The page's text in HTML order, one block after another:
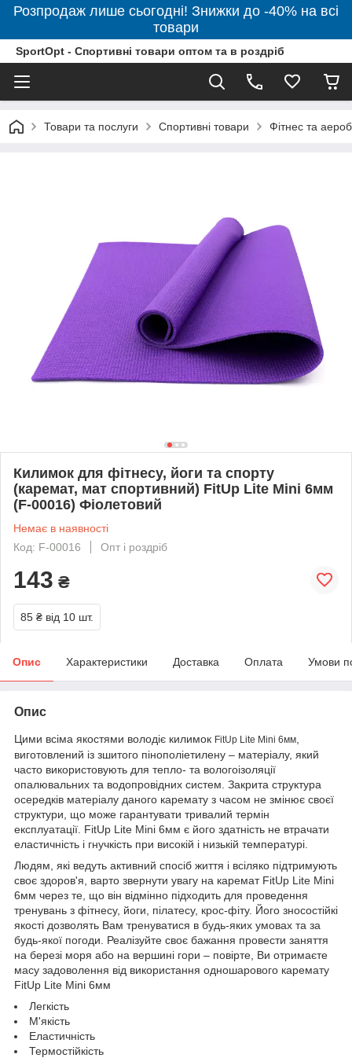
Розпродаж лише сьогодні! Знижки до -40% на всі
товари
SportOpt - Спортивні товари оптом та в роздріб
Товари та послуги Спортивні товари Фітнес та
Килимок для фітнесу, йоги та спорту
(каремат, мат спортивний) FitUp Lite Mini 6мм
(F-00016) Фіолетовий
Немає в наявності
Код: F-00016
Опт і роздріб
143 ₴
85 ₴ від 10 шт.
Опис Характеристики Доставка Оплата Умови
Опис
Цими всіма якостями володіє килимок FitUp Lite Mini 6мм
виготовлений із зшитого пінополіетилену – матеріалу, який
часто використовують для тепло- та вологоізоляції
опалювальних та водопровідних систем. Закрита структура
осередків матеріалу даного каремату з часом не змінює своєї
структури, що може гарантувати тривалий термін
експлуатації. FitUp Lite Mini 6мм є його здатність не втрачати
еластичність і гнучкість при високій і низькій температурі.
Людям, які ведуть активний спосіб життя і всіляко підтримують
своє здоров'я, варто звернути увагу на каремат FitUp Lite Mini
6мм через те, що він відмінно підходить для проведення
тренувань з фітнесу, йоги, пілатесу, крос-фіту. Його зносостійкі
якості дозволять Вам тренуватися в будь-яких умовах та за
будь-якої погоди. Реалізуйте своє бажання провести заняття
на березі моря або на вершині гори – повірте, Ви отримаєте
масу задоволення від використання одношарового каремату
FitUp Lite Mini 6мм
Легкість
М'якість
Еластичність
Термостійкість